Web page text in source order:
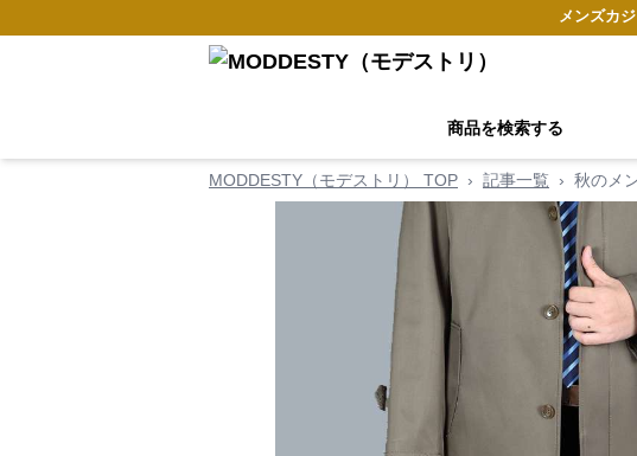
メンズカ
商品を検索する
MODDESTY（モデストリ） TOP › 記事一覧 › 秋のメ